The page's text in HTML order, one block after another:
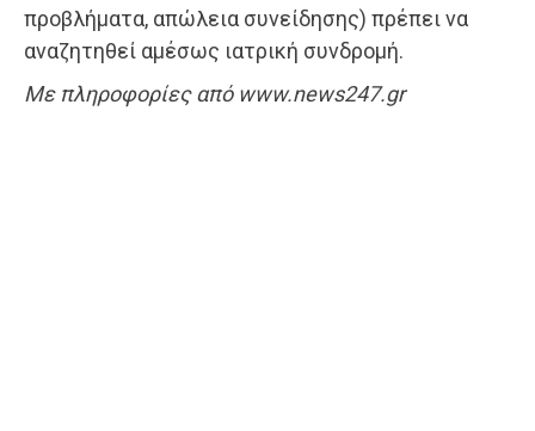
προβλήματα, απώλεια συνείδησης) πρέπει να
αναζητηθεί αμέσως ιατρική συνδρομή.
Με πληροφορίες από www.news247.gr